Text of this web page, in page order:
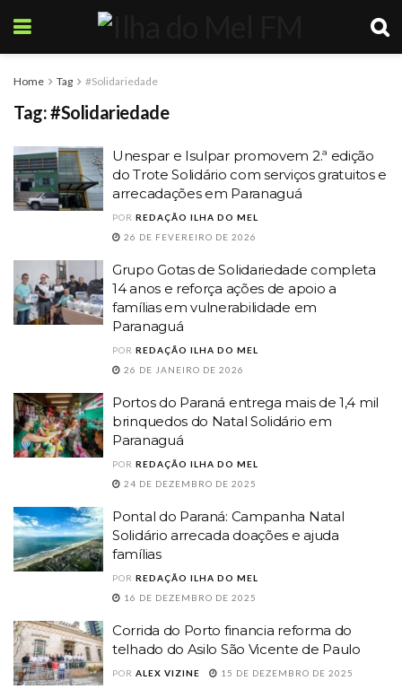
Home Tag #Solidariedade
Tag:#Solidariedade
Unespar e Isulpar promovem 2.ª edição
do Trote Solidário com serviços gratuitos e
arrecadações em Paranaguá
POR REDAÇÃO ILHA DO MEL
26 DE FEVEREIRO DE 2026
Grupo Gotas de Solidariedade completa
14 anos e reforça ações de apoio a
famílias em vulnerabilidade em
Paranaguá
POR REDAÇÃO ILHA DO MEL
26 DE JANEIRO DE 2026
Portos do Paraná entrega mais de 1,4 mil
brinquedos do Natal Solidário em
Paranaguá
POR REDAÇÃO ILHA DO MEL
24 DE DEZEMBRO DE 2025
Pontal do Paraná: Campanha Natal
Solidário arrecada doações e ajuda
famílias
POR REDAÇÃO ILHA DO MEL
16 DE DEZEMBRO DE 2025
Corrida do Porto financia reforma do
telhado do Asilo São Vicente de Paulo
POR ALEX VIZINE 15 DE DEZEMBRO DE 2025